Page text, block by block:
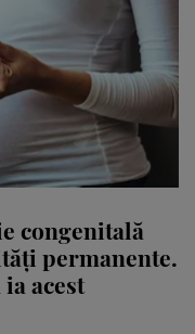
congenitală
permanente.
acest